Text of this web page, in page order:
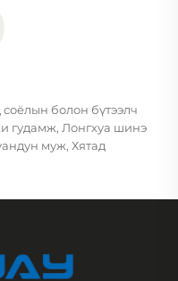
болон бүтээлч
гудамж, Лонгхуа шинэ
муж, Хятад